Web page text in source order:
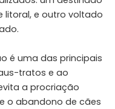
litoral, e outro voltado
é uma das principais
tratos e ao
a procriação
o abandono de cães